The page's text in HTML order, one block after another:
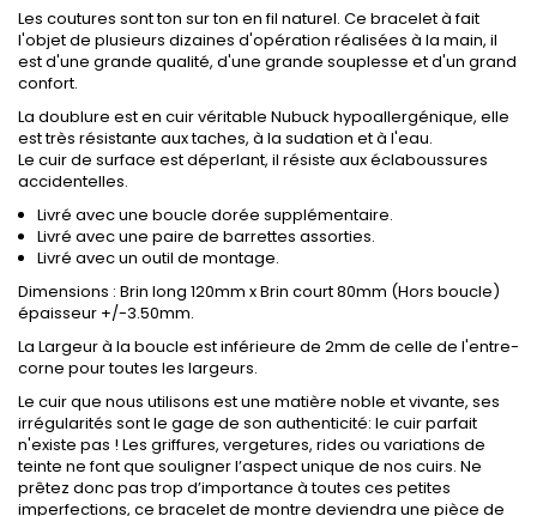
Les coutures sont ton sur ton en fil naturel. Ce bracelet à fait
l'objet de plusieurs dizaines d'opération réalisées à la main, il
est d'une grande qualité, d'une grande souplesse et d'un grand
confort.
La doublure est en cuir véritable Nubuck hypoallergénique, elle
est très résistante aux taches, à la sudation et à l'eau.
Le cuir de surface est déperlant, il résiste aux éclaboussures
accidentelles.
Livré avec une boucle dorée supplémentaire.
Livré avec une paire de barrettes assorties.
Livré avec un outil de montage.
Dimensions : Brin long 120mm x Brin court 80mm (Hors boucle)
épaisseur +/-3.50mm.
La Largeur à la boucle est inférieure de 2mm de celle de l'entre-
corne pour toutes les largeurs.
Le cuir que nous utilisons est une matière noble et vivante, ses
irrégularités sont le gage de son authenticité: le cuir parfait
n'existe pas ! Les griffures, vergetures, rides ou variations de
teinte ne font que souligner l’aspect unique de nos cuirs. Ne
prêtez donc pas trop d’importance à toutes ces petites
imperfections, ce bracelet de montre deviendra une pièce de